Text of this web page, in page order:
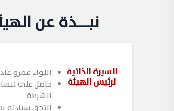
نبــــــذة عن
السيرة الذاتية
لرئيس الهيئة
اللواء عمرو
حاصل علي
الشرطة